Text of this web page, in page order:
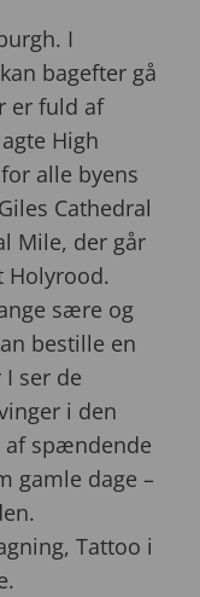
I
bagefter gå
er fuld af
High
alle byens
Cathedral
Mile, der går
Holyrood.
sære og
bestille en
ser de
i den
af spændende
gamle dage –
Tattoo i